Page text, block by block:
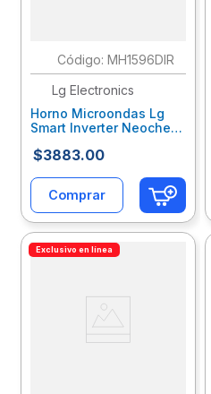
: MH1596DIR
Lg Electronics
Horno Microondas Lg
Smart Inverter Neochef
Lglmioab004
$3883.00
Comprar
Exclusivo en línea